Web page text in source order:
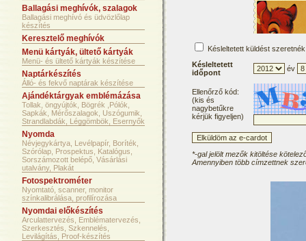
Ballagási meghívók, szalagok
Ballagási meghívó és üdvözlőlap
készítés
Keresztelő meghívók
Menü kártyák, ültető kártyák
Menü- és ültető kártyák készítése
Naptárkészítés
Álló- és fekvő naptárak készítése
Ajándéktárgyak emblémázása
Tollak, öngyújtók, Bögrék ,Pólók,
Sapkák, Mérőszalagok, Uszógumik,
Strandlabdák, Léggömbök, Esernyők
Nyomda
Névjegykártya, Levélpapír, Boríték,
Szórólap, Prospektus, Katalógus,
Sorszámozott belépő, Vásárlási
utalvány, Plakát
Fotospektrométer
Nyomtató, scanner, monitor
színkalibrálása, profilírozása
Nyomdai előkészítés
Arculattervezés, Emblématervezés,
Szerkesztés, Szkennelés,
Levilágítás, Proof-készítés
Késleltetett küldést szeretnék
Késleltetett
időpont
év
Ellenőrző kód:
(kis és
nagybetűkre
kérjük figyeljen)
*-gal jelölt mezők kitöltése
Amennyiben több címzettnek